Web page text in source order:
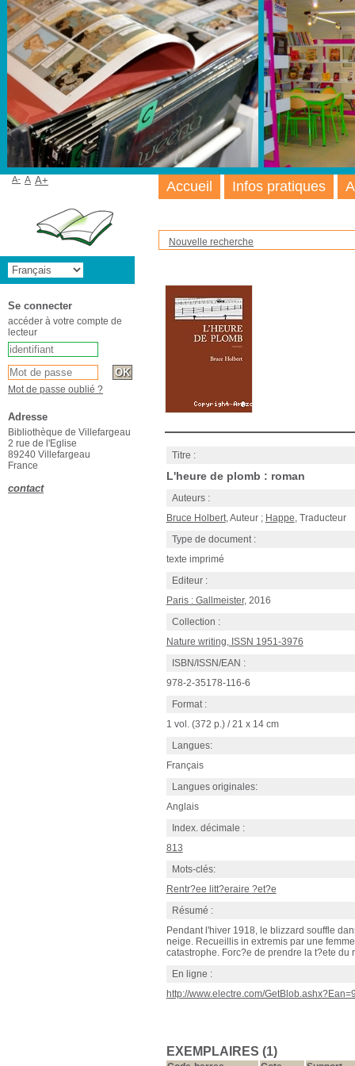
Nouvelle recherche
Titre :
L'heure de plomb : roman
Auteurs :
Bruce Holbert, Auteur ; Happe, Traducteur
Type de document :
texte imprimé
Editeur :
Paris : Gallmeister, 2016
Collection :
Nature writing, ISSN 1951-3976
ISBN/ISSN/EAN :
978-2-35178-116-6
Format :
1 vol. (372 p.) / 21 x 14 cm
Langues:
Français
Langues originales:
Anglais
Index. décimale :
813
Mots-clés:
Rentr?ee litt?eraire ?et?e
Résumé :
Pendant l'hiver 1918, le blizzard souffle
neige. Recueillis in extremis par une
catastrophe. Forc?e de prendre la t?ete du
En ligne :
http://www.electre.com/
EXEMPLAIRES (1)
Accueil Infos pratiques
A- A A+
Se connecter
accéder à votre compte de
lecteur
Mot de passe oublié ?
Adresse
Bibliothèque de Villefargeau
2 rue de l'Eglise
89240 Villefargeau
France
contact